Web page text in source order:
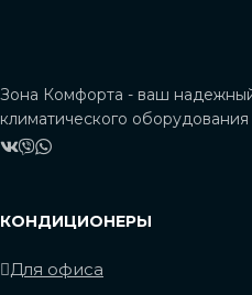
Зона Комфорта - ваш
климатического оборудования
КОНДИЦИОНЕРЫ
Для офиса